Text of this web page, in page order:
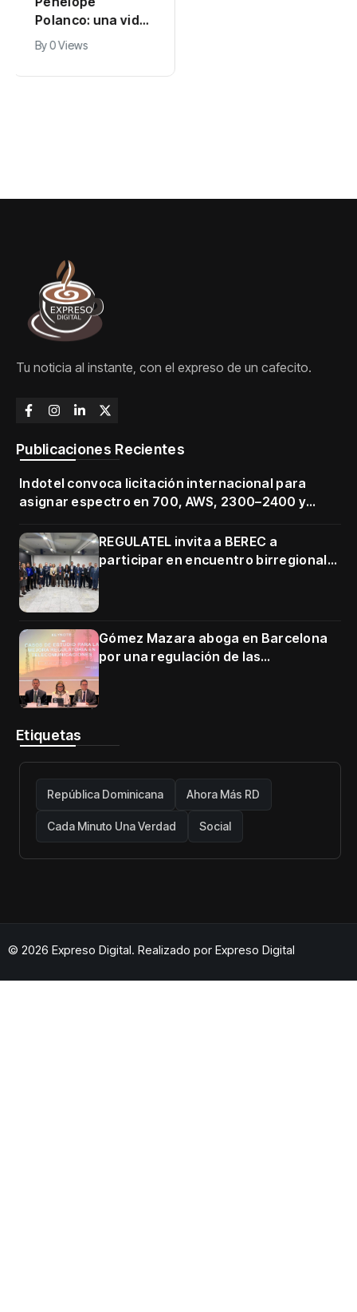
Vicepresidenta
Raquel Peña
entrega 450
propiedad a igual
ByExpreso Digital RD
Tu noticia al instante, con el expreso de un cafecito.
Publicaciones Recientes
Indotel convoca licitación internacional para
asignar espectro en 700, AWS, 2300–2400 y
REGULATEL invita a BEREC a
participar en encuentro birregional
Gómez Mazara aboga en Barcelona
por una regulación de las
Etiquetas
República Dominicana Ahora Más RD
Cada Minuto Una Verdad Social
© 2026 Expreso Digital. Realizado por Expreso Digital